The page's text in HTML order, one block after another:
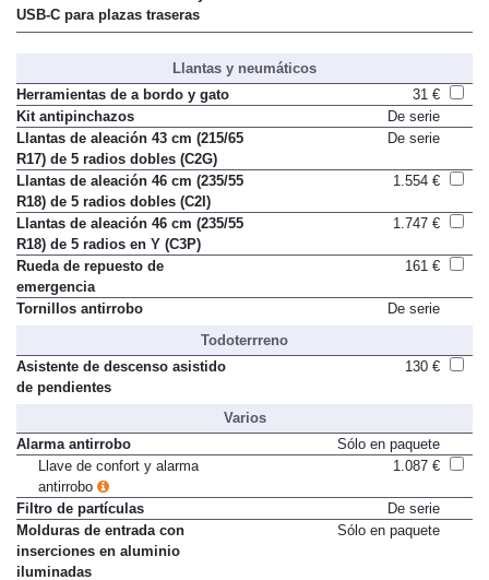
Toma de corriente de 12 V y 2
USB-C para plazas traseras
Llantas y neumáticos
Herramientas de a bordo y gato
31 €
Kit antipinchazos
De serie
Llantas de aleación 43 cm (215/65
R17) de 5 radios dobles (C2G)
Llantas de aleación 46 cm (235/55
R18) de 5 radios dobles (C2I)
Llantas de aleación 46 cm (235/55
R18) de 5 radios en Y (C3P)
Rueda de repuesto de
emergencia
Todoterrreno
Asistente de descenso asistido
Varios
Alarma antirrobo
Sólo en paquete
Llave de confort y alarma
antirrobo
Filtro de partículas
De serie
Molduras de entrada con
inserciones en aluminio